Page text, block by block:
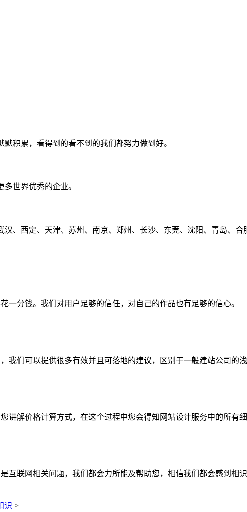
积累，看得到的看不到的我们都努力做到好。
世界优秀的企业。
、西定、天津、苏州、南京、郑州、长沙、东莞、沈阳、青岛、合
一分钱。我们对用户足够的信任，对自己的作品也有足够的信心。
我们可以提供很多有效并且可落地的建议，区别于一般建站公司的
讲解价格计算方式，在这个过程中您会得知网站设计服务中的所有
互联网相关问题，我们都会力所能及帮助您，相信我们都会感到相
识 >